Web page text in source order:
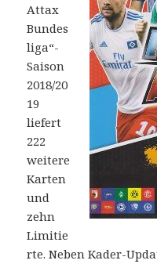
Attax
Bundes
liga“-
Saison
2018/20
19
liefert
222
weitere
Karten
und
zehn
Limitie
rte. Neben Kader-